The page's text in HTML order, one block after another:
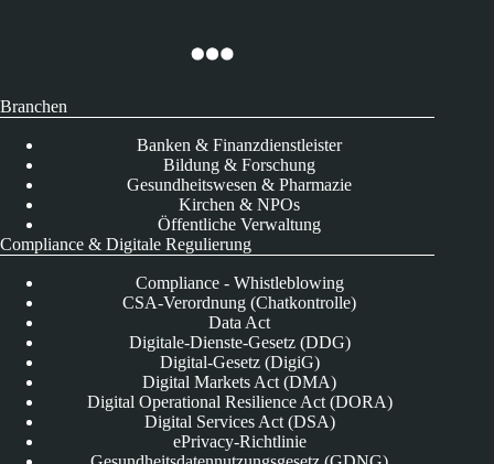
Branchen
Banken & Finanzdienstleister
Bildung & Forschung
Gesundheitswesen & Pharmazie
Kirchen & NPOs
Öffentliche Verwaltung
Compliance & Digitale Regulierung
Compliance - Whistleblowing
CSA-Verordnung (Chatkontrolle)
Data Act
Digitale-Dienste-Gesetz (DDG)
Digital-Gesetz (DigiG)
Digital Markets Act (DMA)
Digital Operational Resilience Act (DORA)
Digital Services Act (DSA)
ePrivacy-Richtlinie